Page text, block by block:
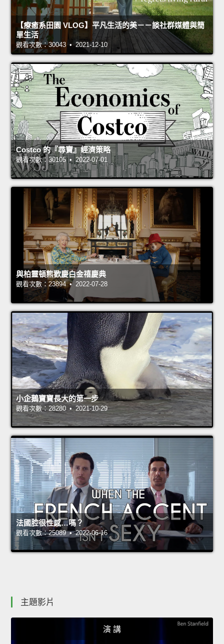
【療癒系田園 VLOG】平凡生活的美－－談社群媒體與簡
單生活
觀看次數：30043 • 2021-12-10
Costco 的『尋寶』經濟策略
觀看次數：30105 • 2022-07-01
與柏靈頓熊歡慶白金禧慶典
觀看次數：23894 • 2022-07-28
小企鵝寶寶長大的第一步
觀看次數：28280 • 2021-10-29
法國腔很性感…嗎？
觀看次數：25089 • 2022-06-16
主題影片
演 講